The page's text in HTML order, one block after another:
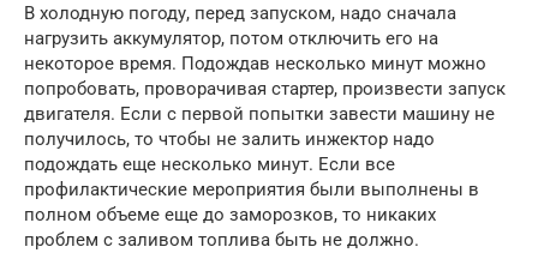
В холодную погоду, перед запуском, надо сначала
нагрузить аккумулятор, потом отключить его на
некоторое время. Подождав несколько минут можно
попробовать, проворачивая стартер, произвести запуск
двигателя. Если с первой попытки завести машину не
получилось, то чтобы не залить инжектор надо
подождать еще несколько минут. Если все
профилактические мероприятия были выполнены в
полном объеме еще до заморозков, то никаких
проблем с заливом топлива быть не должно.